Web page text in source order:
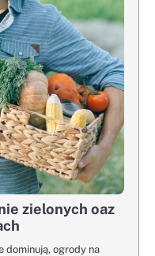
zielonych oaz
dominują, ogrody na